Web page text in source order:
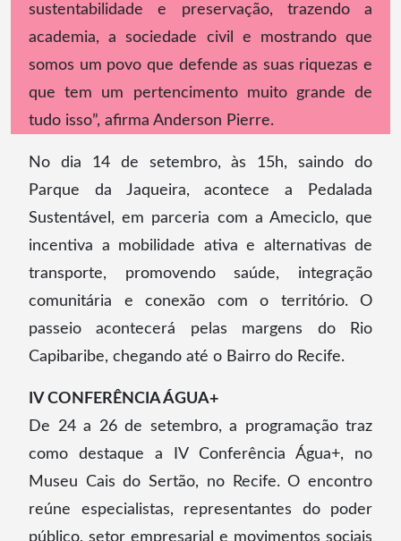
sustentabilidade e preservação, trazendo a
academia, a sociedade civil e mostrando que
somos um povo que defende as suas riquezas e
que tem um pertencimento muito grande de
tudo isso”, afirma Anderson Pierre.
No dia 14 de setembro, às 15h, saindo do
Parque da Jaqueira, acontece a Pedalada
Sustentável, em parceria com a Ameciclo, que
incentiva a mobilidade ativa e alternativas de
transporte, promovendo saúde, integração
comunitária e conexão com o território. O
passeio acontecerá pelas margens do Rio
Capibaribe, chegando até o Bairro do Recife.
IV CONFERÊNCIA ÁGUA+
De 24 a 26 de setembro, a programação traz
como destaque a IV Conferência Água+, no
Museu Cais do Sertão, no Recife. O encontro
reúne especialistas, representantes do poder
público, setor empresarial e movimentos sociais